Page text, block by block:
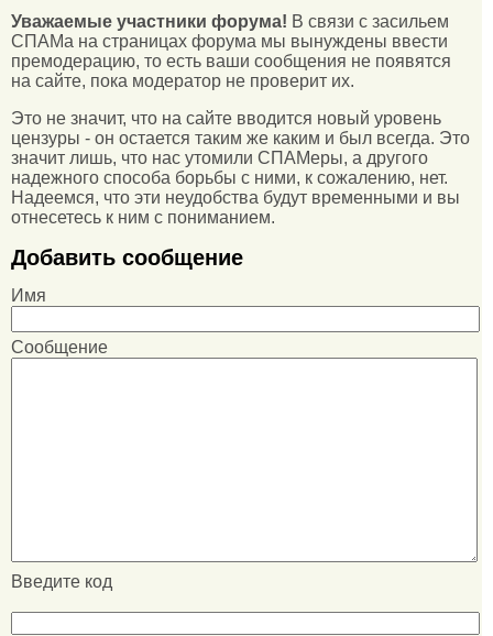
Уважаемые участники форума! В связи с засильем
СПАМа на страницах форума мы вынуждены ввести
премодерацию, то есть ваши сообщения не появятся
на сайте, пока модератор не проверит их.
Это не значит, что на сайте вводится новый уровень
цензуры - он остается таким же каким и был всегда. Это
значит лишь, что нас утомили СПАМеры, а другого
надежного способа борьбы с ними, к сожалению, нет.
Надеемся, что эти неудобства будут временными и вы
отнесетесь к ним с пониманием.
Добавить сообщение
Имя
Сообщение
Введите код